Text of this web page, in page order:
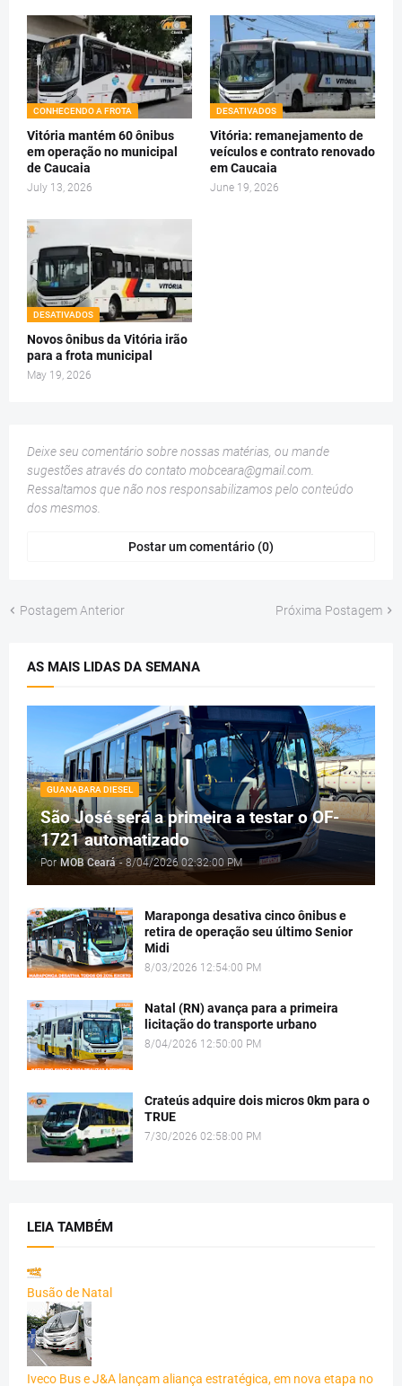
CONHECENDO A FROTA
Vitória mantém 60 ônibus
em operação no municipal
de Caucaia
July 13, 2026
DESATIVADOS
Vitória: remanejamento de
veículos e contrato renovado
em Caucaia
June 19, 2026
DESATIVADOS
Novos ônibus da Vitória irão
para a frota municipal
May 19, 2026
Deixe seu comentário sobre nossas matérias, ou mande
sugestões através do contato mobceara@gmail.com
Ressaltamos que não nos responsabilizamos pelo conteúdo
dos mesmos.
Postar um comentário (0)
Postagem Anterior Próxima Postagem
AS MAIS LIDAS DA SEMANA
GUANABARA DIESEL
São José será a primeira a testar o OF-
1721 automatizado
Por MOB Ceará - 8/04/2026 02:32:00 PM
Maraponga desativa cinco ônibus e
retira de operação seu último Senior
Midi
8/03/2026 12:54:00 PM
Natal (RN) avança para a primeira
licitação do transporte urbano
8/04/2026 12:50:00 PM
Crateús adquire dois micros 0km para o
TRUE
7/30/2026 02:58:00 PM
LEIA TAMBÉM
Busão de Natal
Iveco Bus e J&A lançam aliança estratégica, em nova etapa no